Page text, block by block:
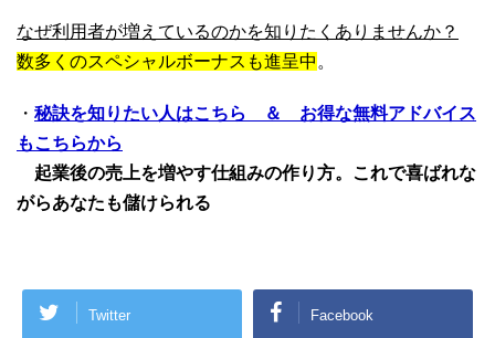
なぜ利用者が増えているのかを知りたくありませんか？
数多くのスペシャルボーナスも進呈中 。
・ 秘訣を知りたい人はこちら ＆ お得な無料アドバイス
もこちらから
起業後の売上を増やす仕組みの作り方。これで喜ばれな
がらあなたも儲けられる
Twitter Facebook